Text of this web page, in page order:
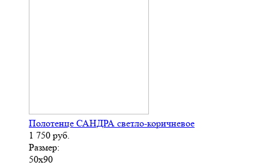
Полотенце САНДРА светло-коричневое
1 750 руб.
Размер:
50х90